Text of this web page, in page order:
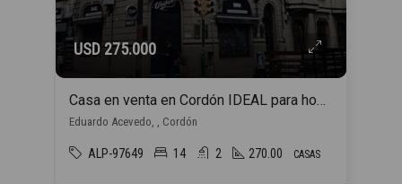
USD 275.000
Casa en venta en Cordón IDEAL para hogar estudiantil
Eduardo Acevedo, , Cordón
ALP-97649 14 2 270.00 CASAS